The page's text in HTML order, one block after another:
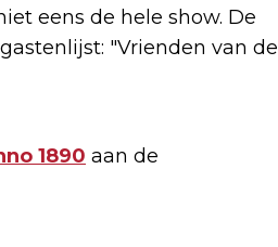
eens de hele show. De
"Vrienden van de
1890 aan de